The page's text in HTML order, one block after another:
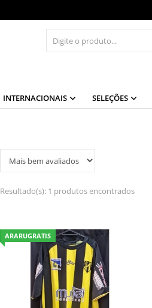
INTERNACIONAIS SELEÇÕES
Resultado(s): 1 produtos encontrados
ARARUGRATIS